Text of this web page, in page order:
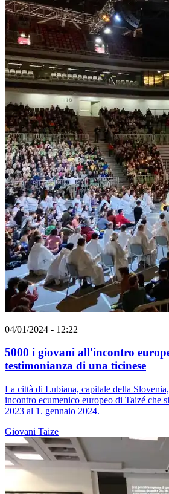
04/01/2024 - 12:22
5000 i giovani all'incontro
testimonianza di una ticinese
La città di Lubiana, capitale della
incontro ecumenico europeo di Taizé che
2023 al 1. gennaio 2024.
Giovani Taize